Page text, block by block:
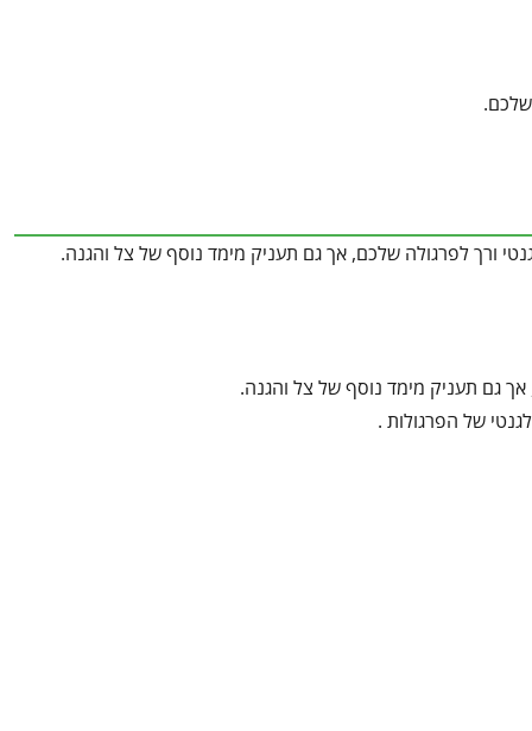
ורך לפרגולה שלכם, אך גם תעניק מימד נוסף של צל והגנה.
אך גם תעניק מימד נוסף של צל והגנה.
של הפרגולות .